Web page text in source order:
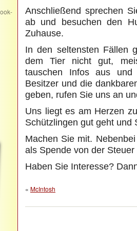
Anschließend sprechen
ab und besuchen den
Zuhause.
In den seltensten Fällen
dem Tier nicht gut,
tauschen Infos aus
Besitzer und die
geben, rufen Sie uns an
Uns liegt es am Herzen
Schützlingen gut geht und
Machen Sie mit.
als Spende von der
Haben Sie Interesse?
« McIntosh